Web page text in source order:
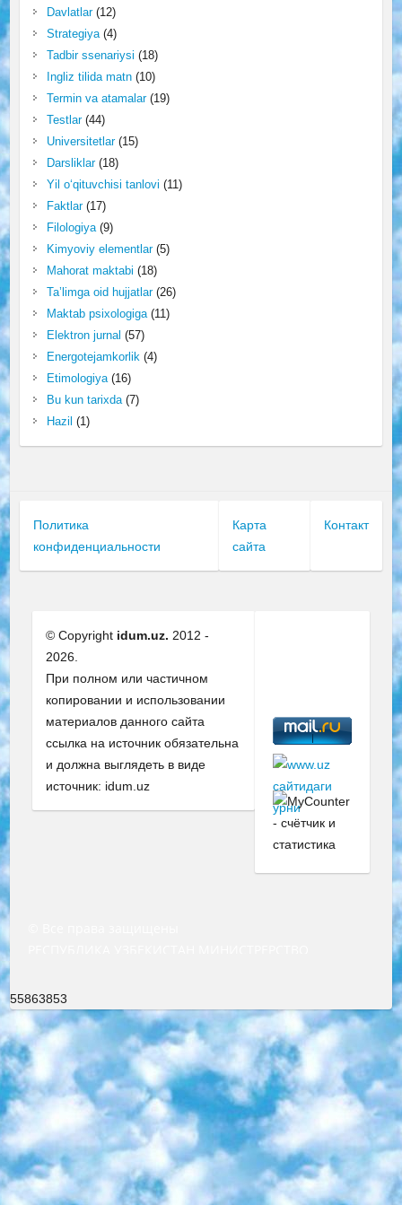
Davlatlar(12)
Strategiya(4)
Tadbir ssenariysi (18)
Ingliz tilida matn(10)
Termin va atamalar(19)
Testlar(44)
Universitetlar(15)
Darsliklar(18)
Yil o‘qituvchisi tanlovi (11)
Faktlar(17)
Filologiya(9)
Kimyoviy elementlar(5)
Mahorat maktabi (18)
Ta’limga oid hujjatlar(26)
Maktab psixologiga(11)
Elektron jurnal (57)
Energotejamkorlik(4)
Etimologiya(16)
Bu kun tarixda(7)
Hazil (1)
Политика
конфиденциальности
Карта
сайта
Контакт
© Copyright idum.uz. 2012 -
2026.
При полном или частичном
копировании и использовании
материалов данного сайта
ссылка на источник обязательна
и должна выглядеть в виде
источник: idum.uz
55863853